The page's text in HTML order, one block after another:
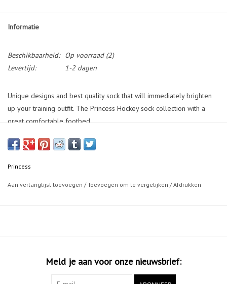
Informatie
Beschikbaarheid: Op voorraad(2)
Levertijd:
1-2 dagen
Unique designs and best quality sock that will immediately brighten
up your training outfit. The Princess Hockey sock collection with a
great comfortable footbed.
Princess
Aan verlanglijst toevoegen /Toevoegen om te vergelijken /Afdrukken
Meld je aan voor onze nieuwsbrief: